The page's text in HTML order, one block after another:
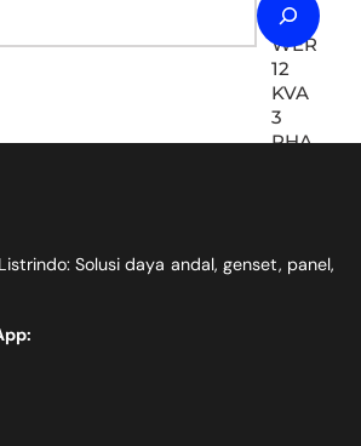
Solusi daya andal, genset, panel,